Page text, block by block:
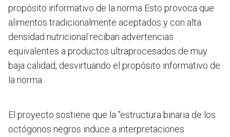
propósito informativo de la norma Esto provoca que
alimentos tradicionalmente aceptados y con alta
densidad nutricional reciban advertencias
equivalentes a productos ultraprocesados de muy
baja calidad, desvirtuando el propósito informativo de
la norma
El proyecto sostiene que la "estructura binaria de los
octógonos negros induce a interpretaciones